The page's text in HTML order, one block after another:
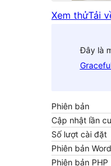
Xem thửTải
Đây là
Phiên bản
Cập nhật lần
Số lượt cài đặt
Phiên bản
Phiên bản PHP